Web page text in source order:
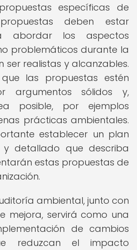
específicas de
deben estar
abordar los aspectos
problemáticos durante la
ser realistas y alcanzables.
las propuestas estén
argumentos sólidos y,
posible, por ejemplos
prácticas ambientales.
establecer un plan
detallado que describa
estas propuestas de
ambiental, junto con
mejora, servirá como una
de cambios
reduzcan el impacto